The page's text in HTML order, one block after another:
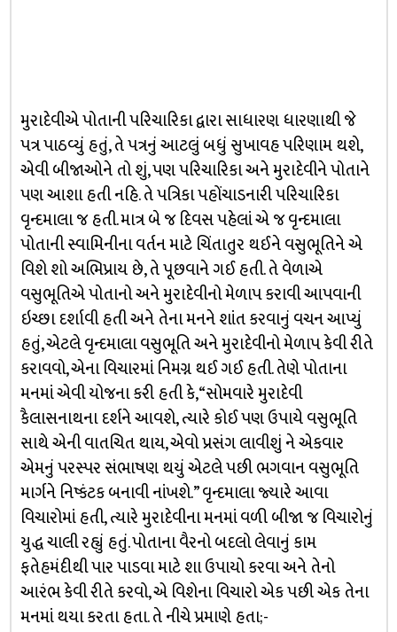
મુરાદેવીએ પોતાની પરિચારિકા દ્વારા સાધારણ ધારણાથી જે
પત્ર પાઠવ્યું હતું, તે પત્રનું આટલું બધું સુખાવહ પરિણામ થશે,
એવી બીજાઓને તો શું, પણ પરિચારિકા અને મુરાદેવીને પોતાને
પણ આશા હતી નહિ. તે પત્રિકા પહોંચાડનારી પરિચારિકા
વૃન્દમાલા જ હતી. માત્ર બે જ દિવસ પહેલાં એ જ વૃન્દમાલા
પોતાની સ્વામિનીના વર્તન માટે ચિંતાતુર થઈને વસુભૂતિને એ
વિશે શો અભિપ્રાય છે, તે પૂછવાને ગઈ હતી. તે વેળાએ
વસુભૂતિએ પોતાનો અને મુરાદેવીનો મેળાપ કરાવી આપવાની
ઇચ્છા દર્શાવી હતી અને તેના મનને શાંત કરવાનું વચન આપ્યું
હતું, એટલે વૃન્દમાલા વસુભૂતિ અને મુરાદેવીનો મેળાપ કેવી રીતે
કરાવવો, એના વિચારમાં નિમગ્ન થઈ ગઈ હતી. તેણે પોતાના
મનમાં એવી યોજના કરી હતી કે, “સોમવારે મુરાદેવી
કૈલાસનાથના દર્શને આવશે, ત્યારે કોઈ પણ ઉપાયે વસુભૂતિ
સાથે એની વાતચિત થાય, એવો પ્રસંગ લાવીશું ને એકવાર
એમનું પરસ્પર સંભાષણ થયું એટલે પછી ભગવાન વસુભૂતિ
માર્ગને નિષ્કંટક બનાવી નાંખશે.” વૃન્દમાલા જ્યારે આવા
વિચારોમાં હતી, ત્યારે મુરાદેવીના મનમાં વળી બીજા જ વિચારોનું
યુદ્ધ ચાલી રહ્યું હતું. પોતાના વૈરનો બદલો લેવાનું કામ
ફતેહમંદીથી પાર પાડવા માટે શા ઉપાયો કરવા અને તેનો
આરંભ કેવી રીતે કરવો, એ વિશેના વિચારો એક પછી એક તેના
મનમાં થયા કરતા હતા. તે નીચે પ્રમાણે હતા;-